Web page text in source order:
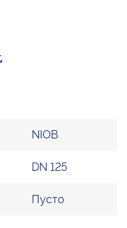
NIOB
DN 125
Пусто